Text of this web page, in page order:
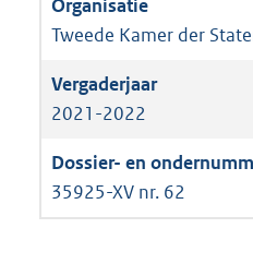
Tweede Kamer der
2021-2022
35925-XV nr. 62